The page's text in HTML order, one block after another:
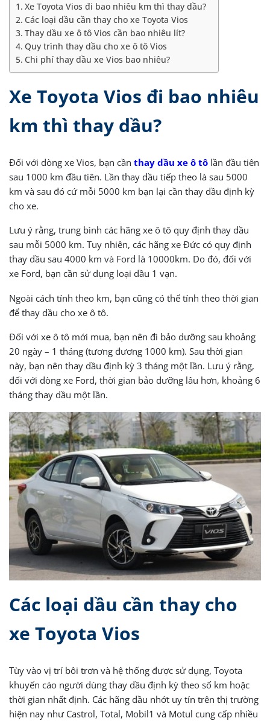
Xe Toyota Vios đi bao nhiêu km thì thay dầu?
Các loại dầu cần thay cho xe Toyota Vios
Thay dầu xe ô tô Vios cần bao nhiêu lít?
Quy trình thay dầu cho xe ô tô Vios
Chi phí thay dầu xe Vios bao nhiêu?
Xe Toyota Vios đi bao nhiêu
km thì thay dầu?
Đối với dòng xe Vios, bạn cần thay dầu xe ô tô lần đầu tiên
sau 1000 km đầu tiên. Lần thay dầu tiếp theo là sau 5000
km và sau đó cứ mỗi 5000 km bạn lại cần thay dầu định kỳ
cho xe.
Lưu ý rằng, trung bình các hãng xe ô tô quy định thay dầu
sau mỗi 5000 km. Tuy nhiên, các hãng xe Đức có quy định
thay dầu sau 4000 km và Ford là 10000km. Do đó, đối với
xe Ford, bạn cần sử dụng loại dầu 1 vạn.
Ngoài cách tính theo km, bạn cũng có thể tính theo thời gian
để thay dầu cho xe ô tô.
Đối với xe ô tô mới mua, bạn nên đi bảo dưỡng sau khoảng
20 ngày – 1 tháng (tương đương 1000 km). Sau thời gian
này, bạn nên thay dầu định kỳ 3 tháng một lần. Lưu ý rằng,
đối với dòng xe Ford, thời gian bảo dưỡng lâu hơn, khoảng 6
tháng thay dầu một lần.
Các loại dầu cần thay cho
xe Toyota Vios
Tùy vào vị trí bôi trơn và hệ thống được sử dụng, Toyota
khuyến cáo người dùng thay dầu định kỳ theo số km hoặc
thời gian nhất định. Các hãng dầu nhớt uy tín trên thị trường
hiện nay như Castrol, Total, Mobil1 và Motul cung cấp nhiều